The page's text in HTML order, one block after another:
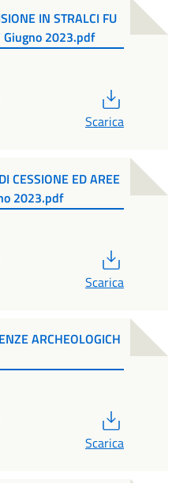
IN STRALCI FU
Giugno 2023.pdf
Scarica
CESSIONE ED AREE
2023.pdf
Scarica
ARCHEOLOGICH
Scarica